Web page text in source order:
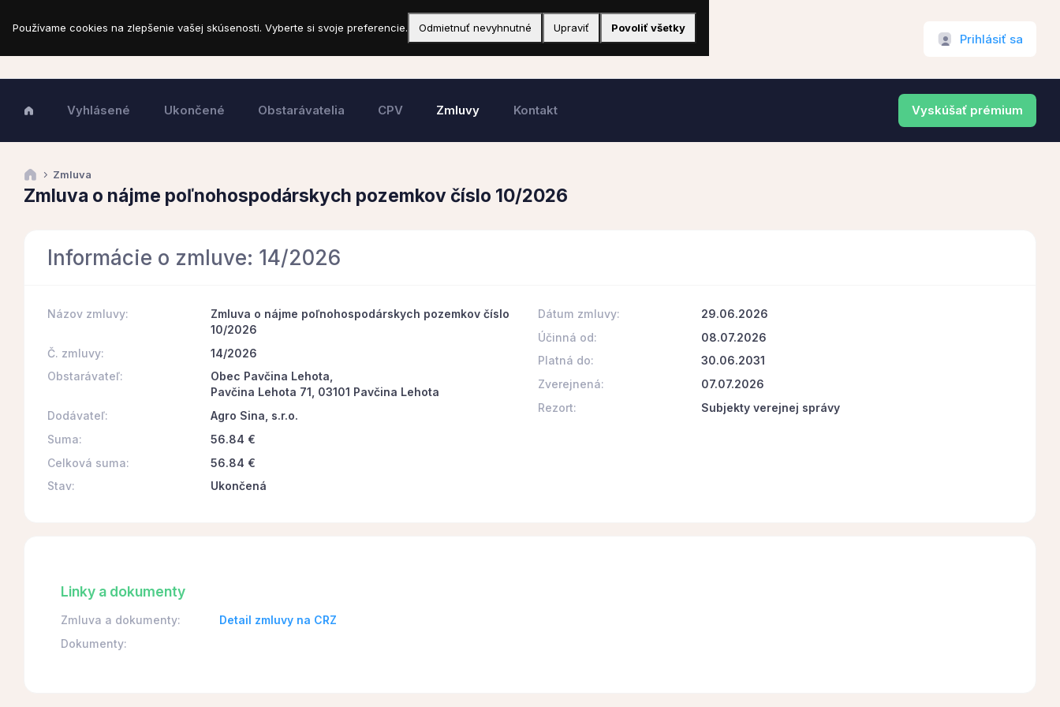
Prihlásiť sa
Vyhlásené Ukončené Obstarávatelia CPV Zmluvy Kontakt Vyskúšať prémium
Zmluva
Zmluva o nájme poľnohospodárskych pozemkov číslo 10/2026
Informácie o zmluve: 14/2026
Názov zmluvy:
Zmluva o nájme poľnohospodárskych pozemkov číslo
10/2026
Č. zmluvy:
14/2026
Obstarávateľ:
Obec Pavčina Lehota,
Pavčina Lehota 71, 03101 Pavčina Lehota
Dodávateľ:
Agro Sina, s.r.o.
Suma:
56.84 €
Celková suma:
56.84 €
Stav:
Ukončená
Dátum zmluvy:
29.06.2026
Účinná od:
08.07.2026
Platná do:
30.06.2031
Zverejnená:
07.07.2026
Rezort:
Subjekty verejnej správy
Linky a dokumenty
Zmluva a dokumenty:
Detail zmluvy na CRZ
Dokumenty:
Používame cookies na zlepšenie vašej skúsenosti. Vyberte si svoje preferencie. Odmietnuť nevyhnutné Upraviť Povoliť všetky